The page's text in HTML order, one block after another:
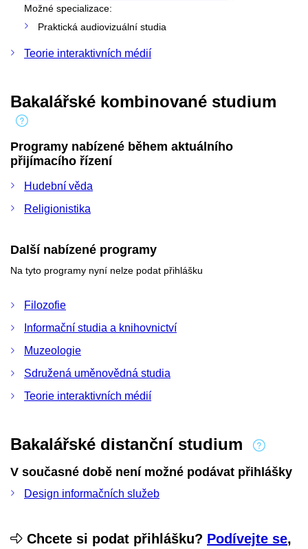
Možné specializace:
Praktická audiovizuální studia
Teorie interaktivních médií
Bakalářské kombinované studium
Programy nabízené během aktuálního
přijímacího řízení
Hudební věda
Religionistika
Další nabízené programy
Na tyto programy nyní nelze podat přihlášku
Filozofie
Informační studia a knihovnictví
Muzeologie
Sdružená uměnovědná studia
Teorie interaktivních médií
Bakalářské distanční studium
V současné době není možné podávat přihlášky
Design informačních služeb
Chcete si podat přihlášku? Podívejte se,